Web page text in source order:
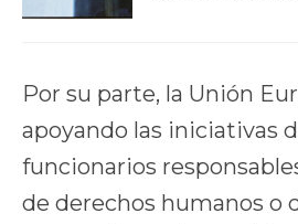
Por su parte, la Unión
apoyando las iniciativas
funcionarios
de derechos humanos o